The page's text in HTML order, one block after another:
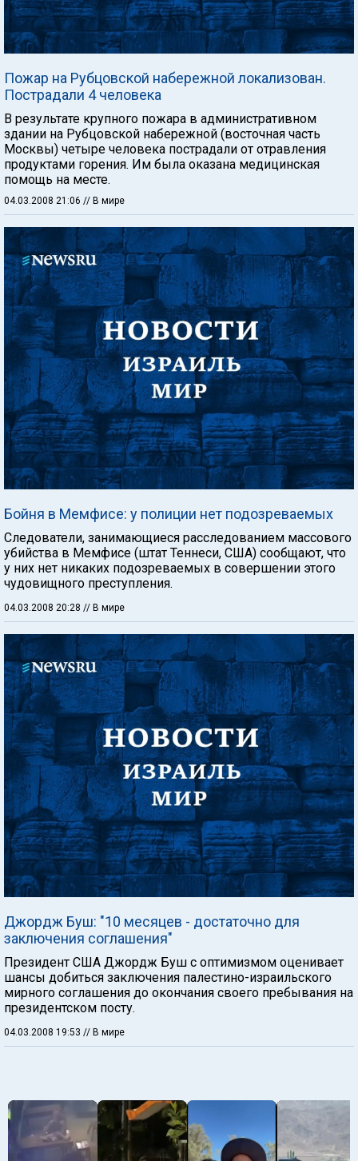
Пожар на Рубцовской набережной локализован.
Пострадали 4 человека
В результате крупного пожара в административном
здании на Рубцовской набережной (восточная часть
Москвы) четыре человека пострадали от отравления
продуктами горения. Им была оказана медицинская
помощь на месте.
04.03.2008 21:06 // В мире
Бойня в Мемфисе: у полиции нет подозреваемых
Следователи, занимающиеся расследованием массового
убийства в Мемфисе (штат Теннеси, США) сообщают, что
у них нет никаких подозреваемых в совершении этого
чудовищного преступления.
04.03.2008 20:28 // В мире
Джордж Буш: "10 месяцев - достаточно для
заключения соглашения"
Президент США Джордж Буш с оптимизмом оценивает
шансы добиться заключения палестино-израильского
мирного соглашения до окончания своего пребывания на
президентском посту.
04.03.2008 19:53 // В мире